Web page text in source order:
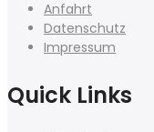
Anfahrt
Datenschutz
Impressum
Quick Links